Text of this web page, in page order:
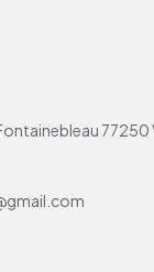
77250